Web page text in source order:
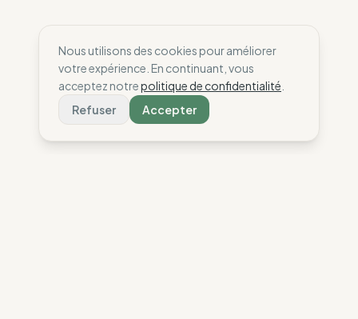
Nous utilisons des cookies pour améliorer
votre expérience. En continuant, vous
acceptez notrepolitique de confidentialité
Refuser
Accepter